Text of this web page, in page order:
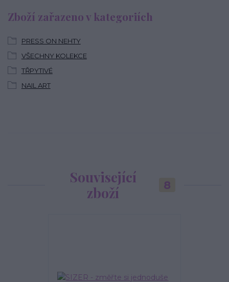
Zboží zařazeno v kategoriích
PRESS ON NEHTY
VŠECHNY KOLEKCE
TŘPYTIVÉ
NAIL ART
Související
zboží
8